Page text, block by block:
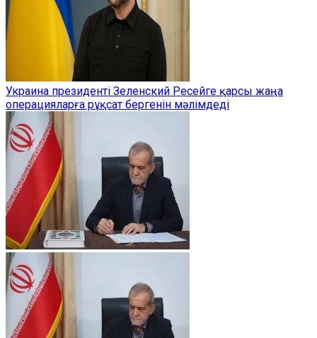
Украина президенті Зеленский Ресейге қарсы жаңа
операцияларға рұқсат бергенін мәлімдеді